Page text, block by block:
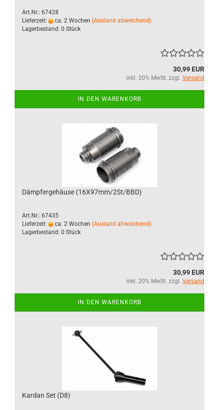
Art.Nr.: 67428
Lieferzeit:
ca. 2 Wochen (Ausland abweichend)
Lagerbestand: 0 Stück
30,99 EUR
inkl. 20% MwSt. zzgl. Versand
IN DEN WARENKORB
Dämpfergehäuse (16X97mm/2St/BBD)
Art.Nr.: 67435
Lieferzeit:
ca. 2 Wochen (Ausland abweichend)
Lagerbestand: 0 Stück
30,99 EUR
inkl. 20% MwSt. zzgl. Versand
IN DEN WARENKORB
Kardan Set (D8)